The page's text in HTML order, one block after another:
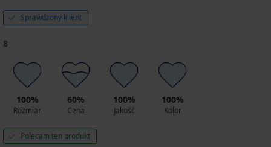
Sprawdzony klient
8
100%
Rozmiar
60%
Cena
100%
Jakość
100%
Kolor
Polecam ten produkt